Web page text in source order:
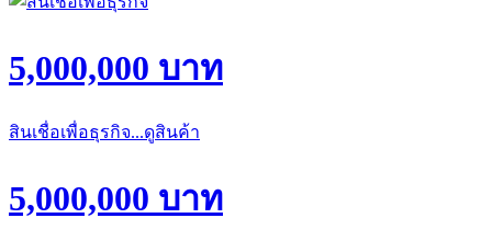
5,000,000 บาท
สินเชื่อเพื่อธุรกิจ...ดูสินค้า
5,000,000 บาท